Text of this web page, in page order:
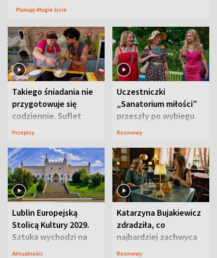
Planuję długie życie
Takiego śniadania nie
przygotowuje się
codziennie. Suflet
serowy zachwyca
Przepisy
Uczestniczki
„Sanatorium miłości”
przeszły po wybiegu.
Te stylizacje
Rozmowy
Lublin Europejską
Stolicą Kultury 2029.
Sztuka wychodzi na
ulice
Aktualności
Katarzyna Bujakiewicz
zdradziła, co
najbardziej zachwyca
ją w Lublinie
Rozmowy